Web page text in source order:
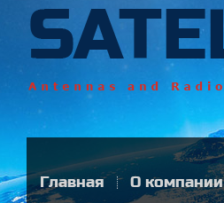
Главная О компании